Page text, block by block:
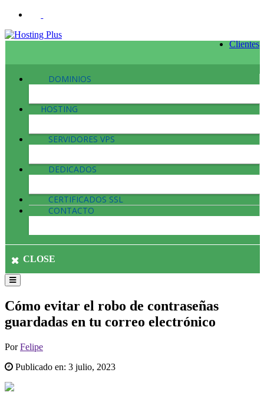
Clientes
DOMINIOS
HOSTING
SERVIDORES VPS
DEDICADOS
CERTIFICADOS SSL
CONTACTO
CLOSE
Cómo evitar el robo de contraseñas
guardadas en tu correo electrónico
PorFelipe
Publicado en: 3 julio, 2023